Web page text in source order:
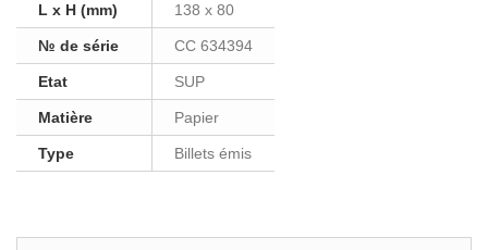
L x H (mm) 138 x 80
№ de série CC 634394
Etat SUP
Matière Papier
Type Billets émis